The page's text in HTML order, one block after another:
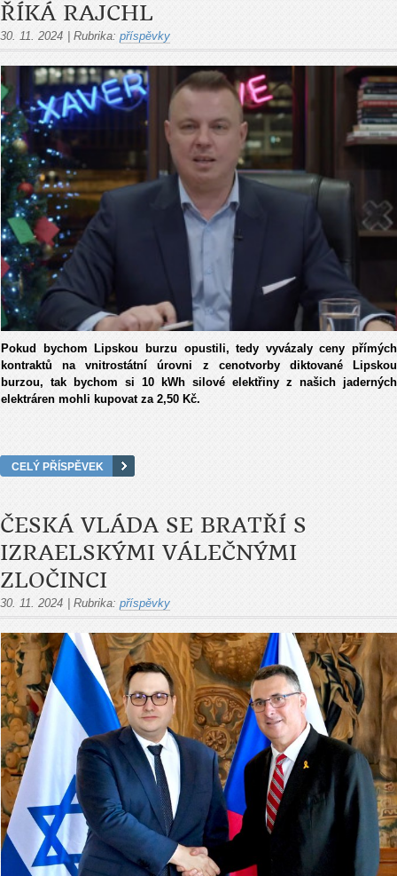
ŘÍKÁ RAJCHL
30. 11. 2024 Rubrika: příspěvky
Pokud bychom Lipskou burzu opustili, tedy vyvázaly ceny přímých
kontraktů na vnitrostátní úrovni z cenotvorby diktované Lipskou
burzou, tak bychom si 10 kWh silové elektřiny z našich jaderných
elektráren mohli kupovat za 2,50 Kč.
CELÝ PŘÍSPĚVEK
ČESKÁ VLÁDA SE BRATŘÍ S
IZRAELSKÝMI VÁLEČNÝMI
ZLOČINCI
30. 11. 2024 Rubrika: příspěvky